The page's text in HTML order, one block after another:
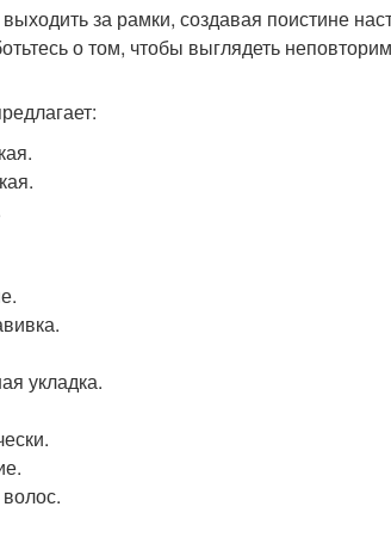
за рамки, создавая поистине
о том, чтобы выглядеть
укладка.